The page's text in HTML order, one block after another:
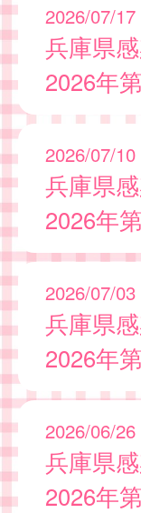
2026/07/17
兵庫県
2026年
2026/07/10
兵庫県
2026年
2026/07/03
兵庫県
2026年
2026/06/26
兵庫県
2026年